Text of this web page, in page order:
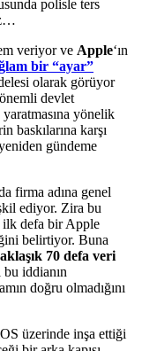
polisle ters
veriyor ve Apple‘ın
bir “ayar”
olarak görüyor
devlet
yaratmasına yönelik
baskılarına karşı
gündeme
firma adına genel
ediyor. Zira bu
ilk defa bir Apple
belirtiyor. Buna
70 defa veri
iddianın
doğru olmadığını
üzerinde inşa ettiği